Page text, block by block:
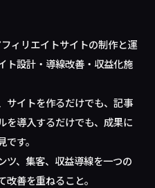
ィリエイトサイトの制作と運
ト設計・導線改善・収益化施
サイトを作るだけでも、記事
を導入するだけでも、成果に
す。
ツ、集客、収益導線を一つの
善を重ねること。